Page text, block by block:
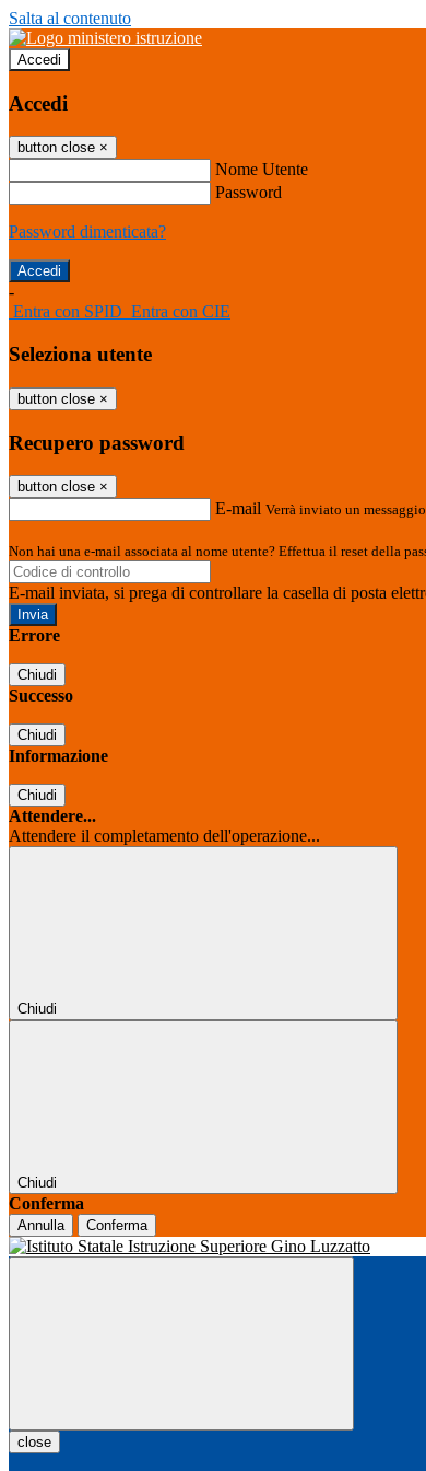
Salta al contenuto
Accedi
Accedi
button close ×
Nome Utente
Password
Password dimenticata?
-
Entra con SPID Entra con CIE
Seleziona utente
button close ×
Recupero password
button close ×
E-mail Verrà inviato un
Non hai una e-mail associata al nome utente? Effettua il reset della
E-mail inviata, si prega di controllare la casella di posta
Errore
Chiudi
Successo
Chiudi
Informazione
Chiudi
Attendere...
Attendere il completamento dell'operazione...
Chiudi
Chiudi
Conferma
Annulla Conferma
close